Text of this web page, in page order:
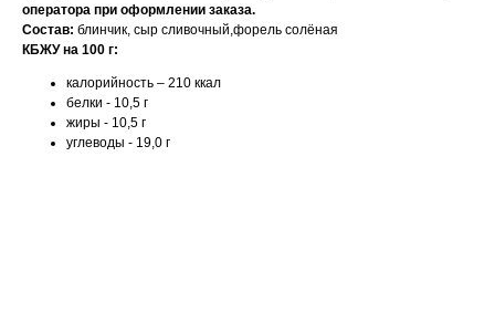
оператора при оформлении заказа.
Состав: блинчик, сыр сливочный,форель солёная
КБЖУ на 100 г:
калорийность – 210 ккал
белки - 10,5 г
жиры - 10,5 г
углеводы - 19,0 г